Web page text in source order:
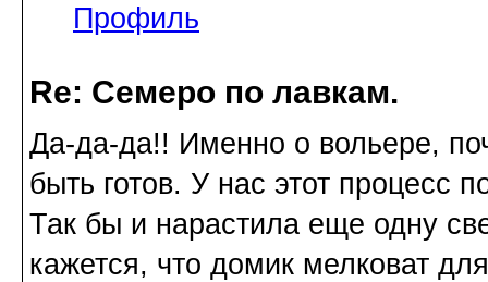
Профиль
Re: Семеро по лавкам.
Да-да-да!! Именно о вольере,
быть готов. У нас этот процесс
Так бы и нарастила еще одну
кажется, что домик мелковат